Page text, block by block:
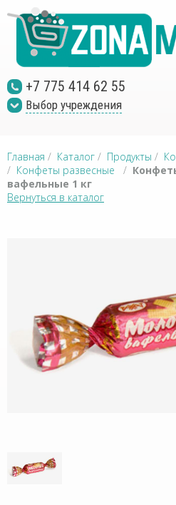
+7 775 414 62 55
Выбор учреждения
Главная / Каталог / Продукты /
/ Конфеты развесные /
вафельные 1 кг
Вернуться в каталог